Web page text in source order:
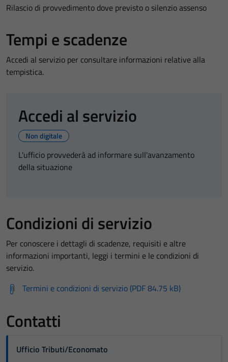
Rilascio di provvedimento dove previsto o silenzio assenso
Tempi e scadenze
Accedi al servizio per consultare informazioni relative alla
tempistica.
Accedi al servizio
Non digitale
L'ufficio provvederà ad informare sull'avanzamento
della situazione
Condizioni di servizio
Per conoscere i dettagli di scadenze, requisiti e altre
informazioni importanti, leggi i termini e le condizioni di
servizio.
Termini e condizioni di servizio (PDF 84.75 kB)
Contatti
Ufficio Tributi/Economato